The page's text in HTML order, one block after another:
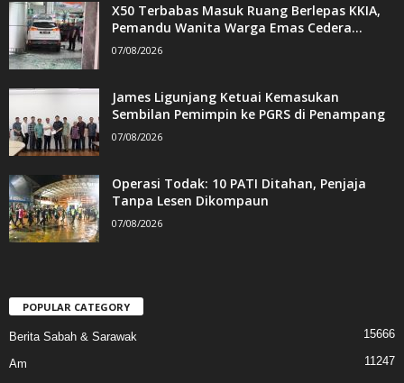
X50 Terbabas Masuk Ruang Berlepas KKIA,
Pemandu Wanita Warga Emas Cedera...
07/08/2026
James Ligunjang Ketuai Kemasukan
Sembilan Pemimpin ke PGRS di Penampang
07/08/2026
Operasi Todak: 10 PATI Ditahan, Penjaja
Tanpa Lesen Dikompaun
07/08/2026
POPULAR CATEGORY
Berita Sabah & Sarawak 15666
Am
11247